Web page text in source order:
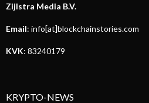
Zijlstra Media B.V.
Email: info[at]blockchainstories.com
KVK: 83240179
KRYPTO-NEWS